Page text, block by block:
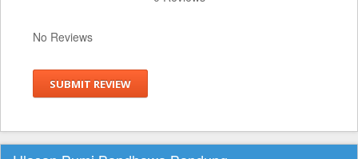
No Reviews
SUBMIT REVIEW